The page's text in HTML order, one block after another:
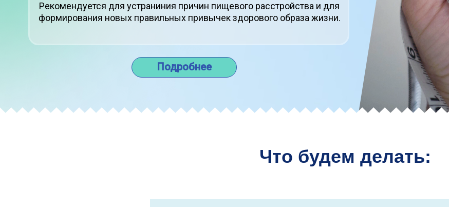
Подробнее
Рекомендуется для устраниния причин пищевого расстройства и для
формирования новых правильных привычек здорового образа жизни.
Что будем делать: